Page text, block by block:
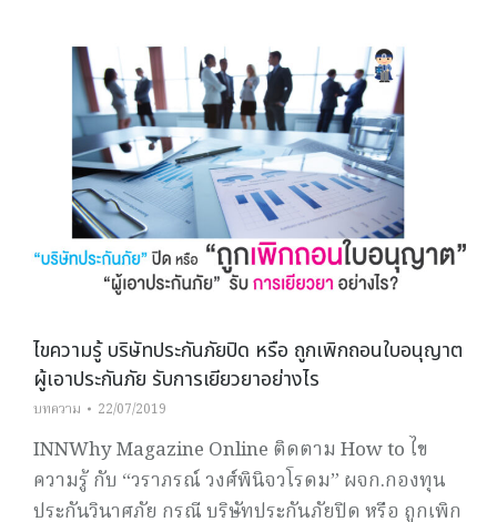
ไขความรู้ บริษัทประกันภัยปิด หรือ ถูกเพิกถอนใบอนุญาต
ผู้เอาประกันภัย รับการเยียวยาอย่างไร
บทความ 22/07/2019
INNWhy Magazine Online ติดตาม How to ไข
ความรู้ กับ “วราภรณ์ วงศ์พินิจวโรดม” ผจก.กองทุน
ประกันวินาศภัย กรณี บริษัทประกันภัยปิด หรือ ถูกเพิก